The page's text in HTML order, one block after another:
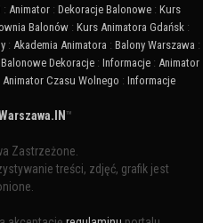
: Animator : Dekoracje Balonowe : Kurs
Balonów : Kurs Animatora Gdańsk :
: Akademia Animatora : Balony Warszawa :
Dekoracje : Informacje : Animator
Animator Czasu Wolnego : Informacje
™
Zastrzeżone.
treści, zdjęć, grafik jest